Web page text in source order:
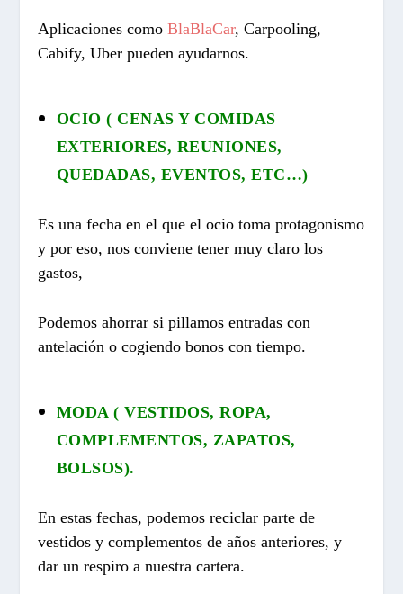
Aplicaciones comoBlaBlaCar, Carpooling,
Cabify, Uber pueden ayudarnos.
OCIO ( CENAS Y COMIDAS
EXTERIORES, REUNIONES,
QUEDADAS, EVENTOS, ETC…)
Es una fecha en el que el ocio toma protagonismo
y por eso, nos conviene tener muy claro los
gastos,
Podemos ahorrar si pillamos entradas con
antelación o cogiendo bonos con tiempo.
MODA ( VESTIDOS, ROPA,
COMPLEMENTOS, ZAPATOS,
BOLSOS).
En estas fechas, podemos reciclar parte de
vestidos y complementos de años anteriores, y
dar un respiro a nuestra cartera.